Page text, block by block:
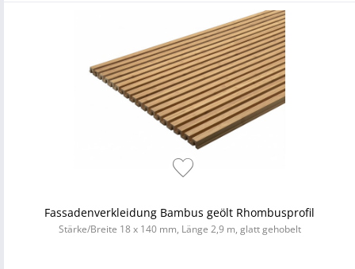
Fassadenverkleidung Bambus geölt Rhombusprofil
Stärke/Breite 18 x 140 mm, Länge 2,9 m, glatt gehobelt